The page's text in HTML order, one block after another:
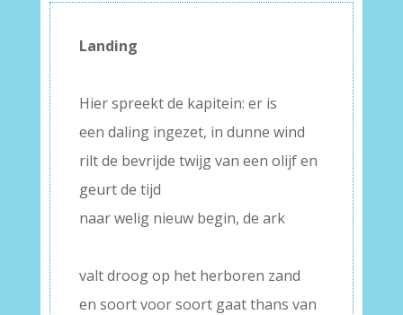
Landing
Hier spreekt de kapitein: er is
een daling ingezet, in dunne wind
rilt de bevrijde twijg van een olijf en
geurt de tijd
naar welig nieuw begin, de ark
valt droog op het herboren zand
en soort voor soort gaat thans van